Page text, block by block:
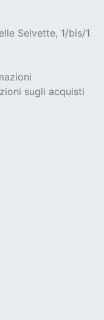
Selvette, 1/bis/1
sugli acquisti